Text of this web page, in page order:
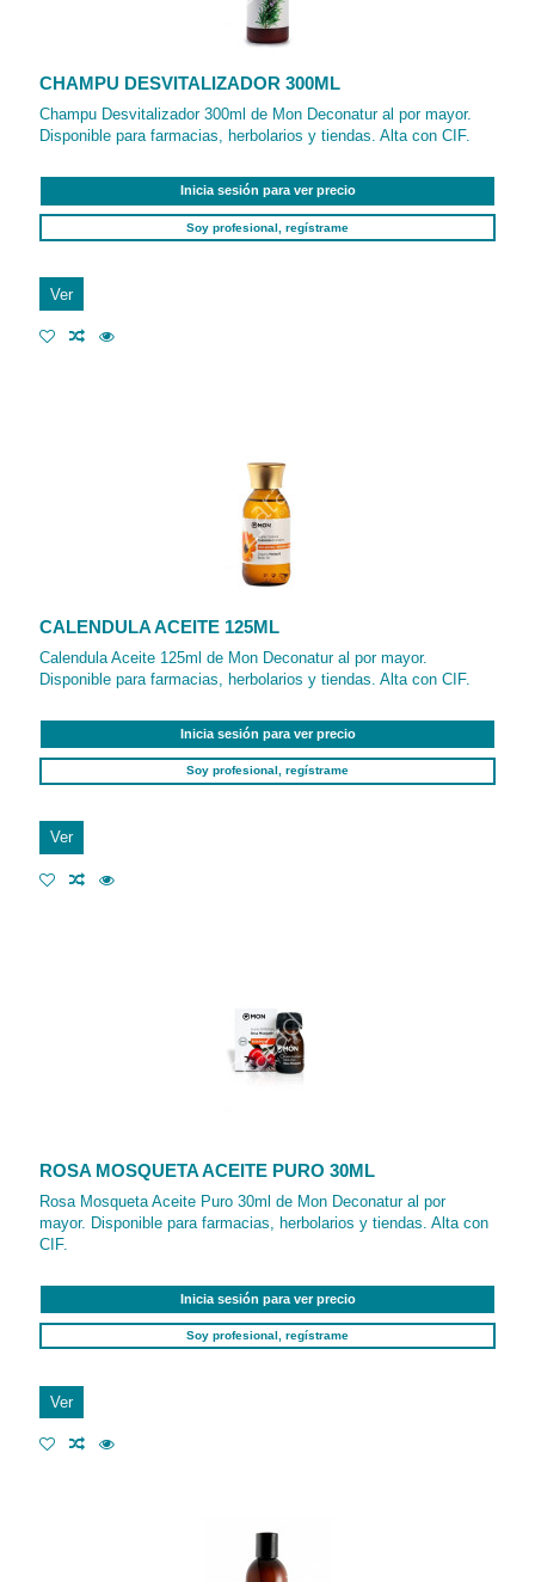
CHAMPU DESVITALIZADOR 300ML
Champu Desvitalizador 300ml de Mon Deconatur al por mayor.
Disponible para farmacias, herbolarios y tiendas. Alta con CIF.
Inicia sesión para ver precio
Soy profesional, regístrame
Ver
CALENDULA ACEITE 125ML
Calendula Aceite 125ml de Mon Deconatur al por mayor.
Disponible para farmacias, herbolarios y tiendas. Alta con CIF.
Inicia sesión para ver precio
Soy profesional, regístrame
Ver
ROSA MOSQUETA ACEITE PURO 30ML
Rosa Mosqueta Aceite Puro 30ml de Mon Deconatur al por
mayor. Disponible para farmacias, herbolarios y tiendas. Alta con
CIF.
Inicia sesión para ver precio
Soy profesional, regístrame
Ver